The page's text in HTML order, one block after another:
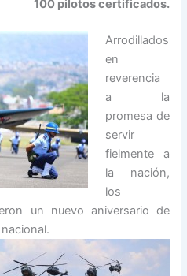
100 pilotos certificados.
Arrodillados
en
reverencia
a la
promesa de
servir
fielmente a
la nación,
los
un nuevo aniversario de